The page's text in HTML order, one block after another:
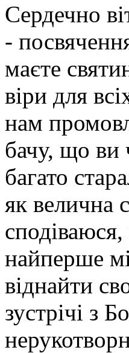
Сердечно
-
маєте
віри для
нам
бачу, що ви
багато
як велична
найперше
віднайти
зустрічі з